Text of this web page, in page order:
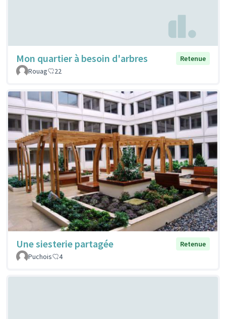
Mon quartier à besoin d'arbres
Retenue
Rouag
22
Une siesterie partagée
Retenue
Puchois
4